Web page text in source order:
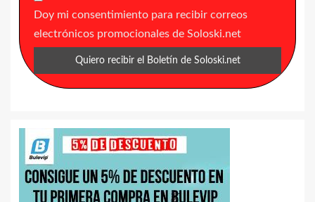
Doy mi consentimiento para recibir correos
electrónicos promocionales de Soloski.net